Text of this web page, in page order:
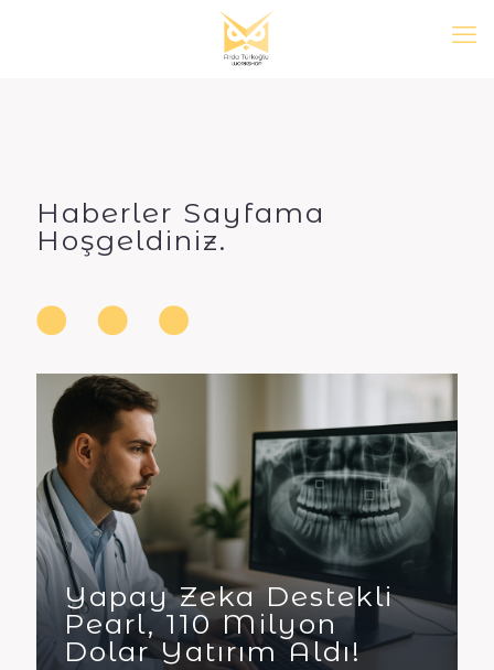
Haberler Sayfama
Hoşgeldiniz.
Yapay Zeka Destekli
Pearl, 110 Milyon
Dolar Yatırım Aldı!